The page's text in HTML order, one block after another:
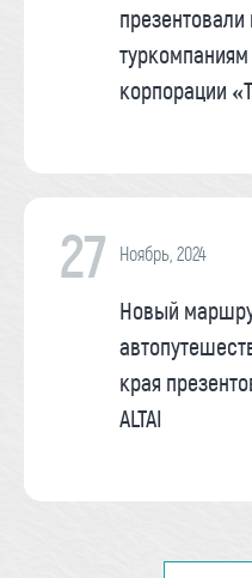
презентовали
корпорации
27 Ноябрь, 2024
Новый
края
ALTAI